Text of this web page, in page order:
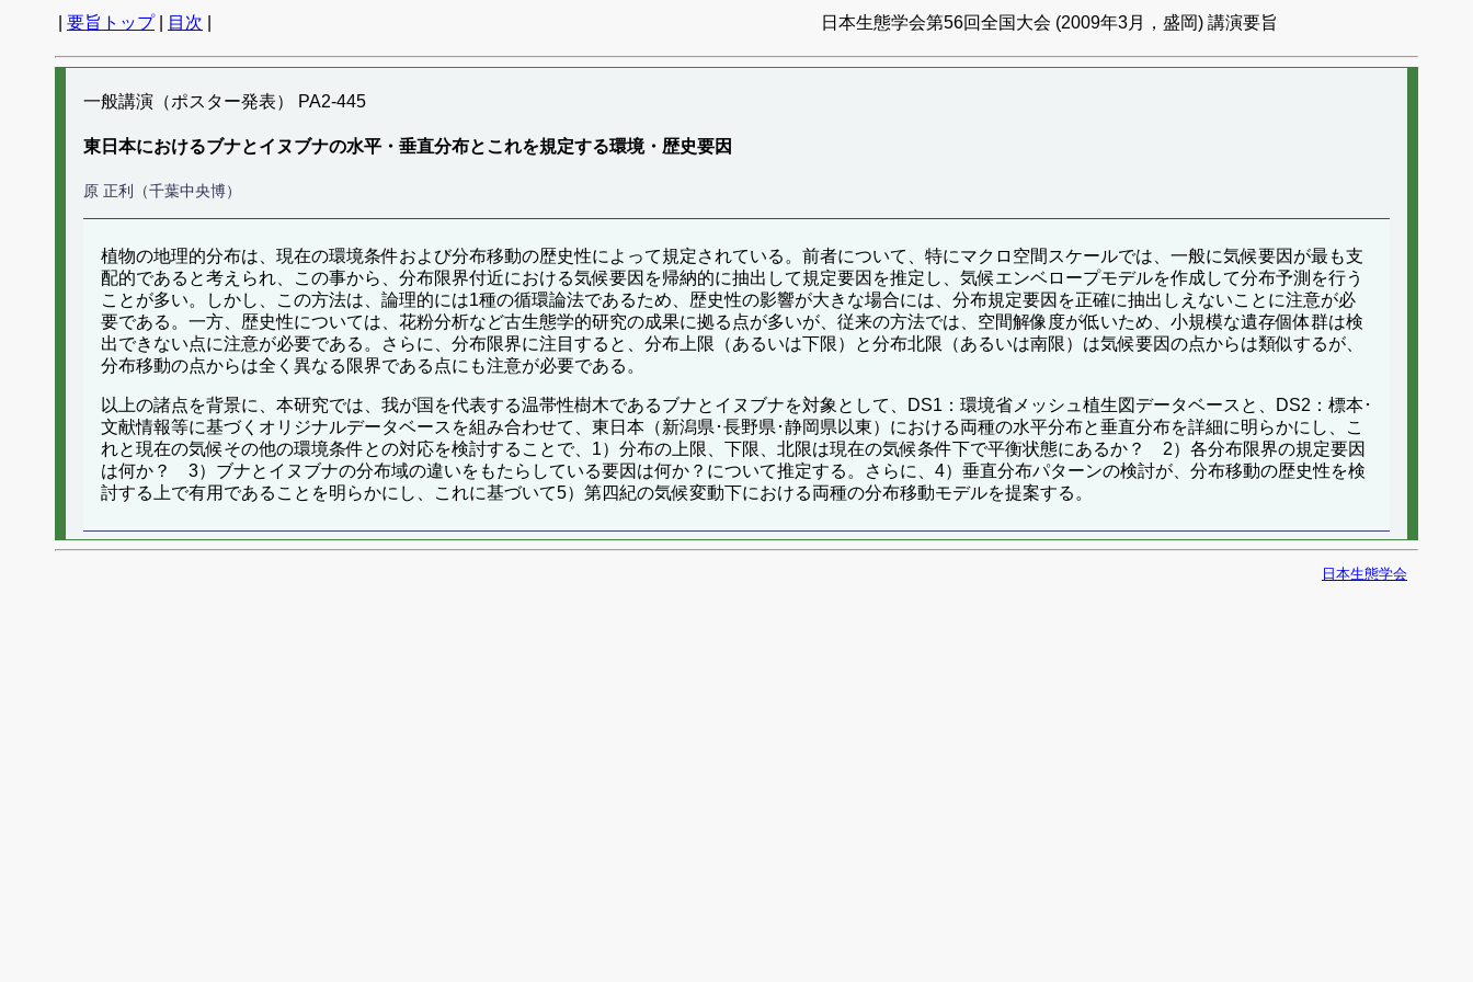
要旨トップ| 目次 日本生態学会第56回全国大会 (2009年3月，盛岡) 講演要旨
一般講演（ポスター発表） PA2-445
東日本におけるブナとイヌブナの水平・垂直分布とこれを規定する環境・歴史要因
原 正利（千葉中央博）
植物の地理的分布は、現在の環境条件および分布移動の歴史性によって規定されている。前者について、特にマクロ空間スケールでは、一般に気候要因が最も支
配的であると考えられ、この事から、分布限界付近における気候要因を帰納的に抽出して規定要因を推定し、気候エンベロープモデルを作成して分布予測を行う
ことが多い。しかし、この方法は、論理的には1種の循環論法であるため、歴史性の影響が大きな場合には、分布規定要因を正確に抽出しえないことに注意が必
要である。一方、歴史性については、花粉分析など古生態学的研究の成果に拠る点が多いが、従来の方法では、空間解像度が低いため、小規模な遺存個体群は検
出できない点に注意が必要である。さらに、分布限界に注目すると、分布上限（あるいは下限）と分布北限（あるいは南限）は気候要因の点からは類似するが、
分布移動の点からは全く異なる限界である点にも注意が必要である。
以上の諸点を背景に、本研究では、我が国を代表する温帯性樹木であるブナとイヌブナを対象として、DS1：環境省メッシュ植生図データベースと、DS2：標本･
文献情報等に基づくオリジナルデータベースを組み合わせて、東日本（新潟県･長野県･静岡県以東）における両種の水平分布と垂直分布を詳細に明らかにし、こ
れと現在の気候その他の環境条件との対応を検討することで、1）分布の上限、下限、北限は現在の気候条件下で平衡状態にあるか？ 2）各分布限界の規定要因
は何か？ 3）ブナとイヌブナの分布域の違いをもたらしている要因は何か？について推定する。さらに、4）垂直分布パターンの検討が、分布移動の歴史性を検
討する上で有用であることを明らかにし、これに基づいて5）第四紀の気候変動下における両種の分布移動モデルを提案する。
日本生態学会